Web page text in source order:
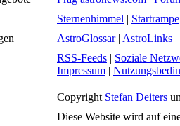
Sternenhimmel | Startrampe
AstroGlossar| AstroLinks
RSS-Feeds | Soziale
Impressum |
Copyright Stefan Deiters
Diese Website wird auf